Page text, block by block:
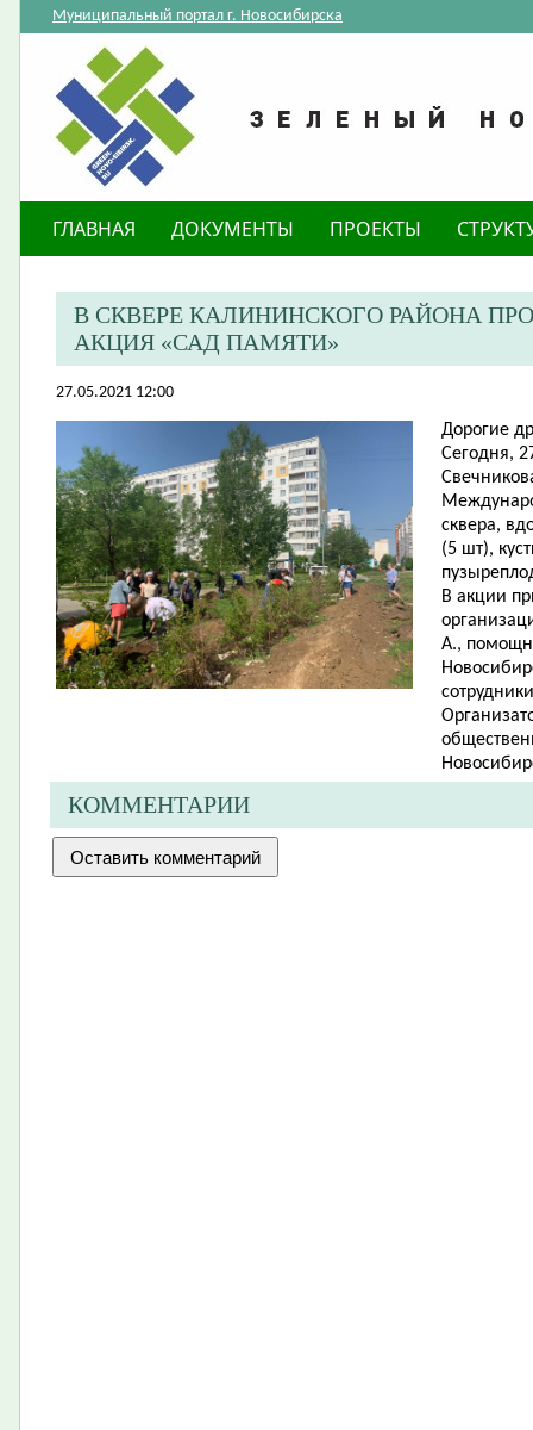
Муниципальный портал г. Новосибирска
ГЛАВНАЯ ДОКУМЕНТЫ ПРОЕКТЫ
В СКВЕРЕ КАЛИНИНСКОГО РАЙОНА
АКЦИЯ «САД ПАМЯТИ»
27.05.2021 12:00
Дорогие
Сегодня,
сквера,
(5 шт),
В акции
А.,
сотрудники
КОММЕНТАРИИ